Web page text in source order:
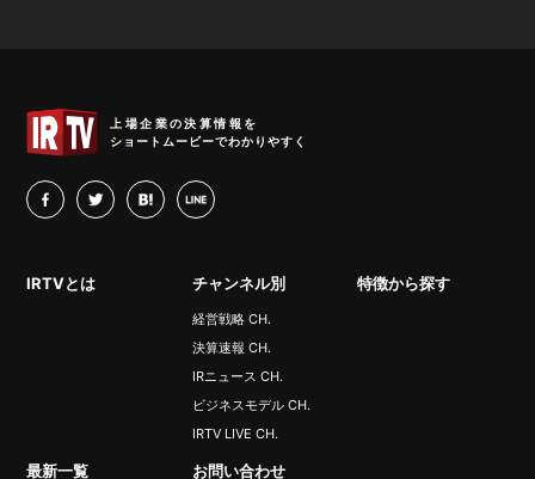
IRTV
上場企業の決算情報を
ショートムービーでわかりやすく
facebook
twitterhatenaLINE
IRTVとは チャンネル別
経営戦略 CH.
決算速報 CH.
IRニュース CH.
ビジネスモデル CH.
IRTV LIVE CH.
特徴から探す
最新一覧 お問い合わせ